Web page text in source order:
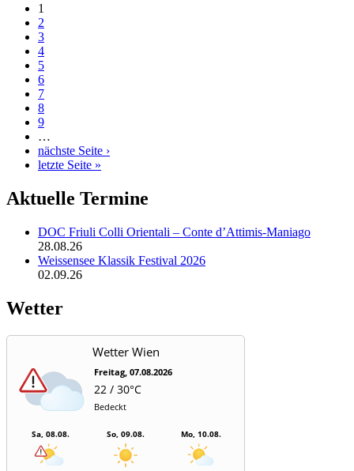
1
2
3
4
5
6
7
8
9
…
nächste Seite ›
letzte Seite »
Aktuelle Termine
DOC Friuli Colli Orientali – Conte d’Attimis-Maniago
28.08.26
Weissensee Klassik Festival 2026
02.09.26
Wetter
Wetter Wien
Freitag, 07.08.2026
22 / 30°C
Bedeckt
Sa, 08.08. So, 09.08. Mo, 10.08.